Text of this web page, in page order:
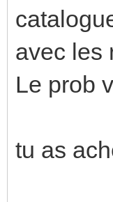
avec les
Le prob
tu as